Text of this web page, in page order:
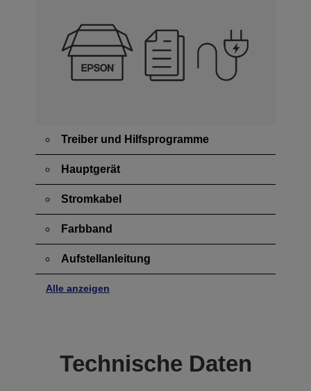
Treiber und Hilfsprogramme
Hauptgerät
Stromkabel
Farbband
Aufstellanleitung
Alle anzeigen
Technische Daten